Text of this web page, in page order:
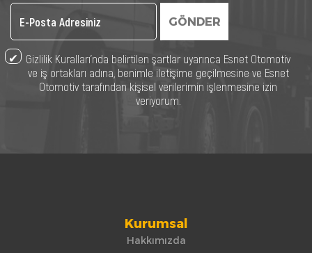
GÖNDER
Gizlilik Kuralları’nda belirtilen şartlar uyarınca Esnet Otomotiv
ve iş ortakları adına, benimle iletişime geçilmesine ve Esnet
Otomotiv tarafından kişisel verilerimin işlenmesine izin
veriyorum.
Kurumsal
Hakkımızda